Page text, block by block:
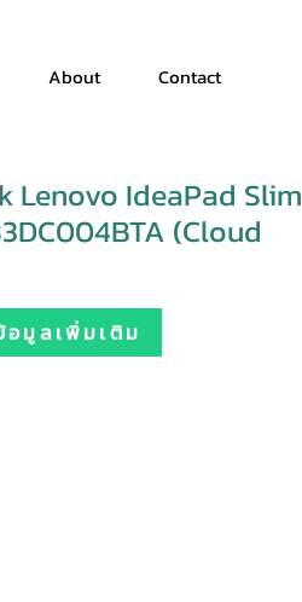
About Contact
Lenovo IdeaPad Slim
(Cloud
มูลเพิ่มเติม